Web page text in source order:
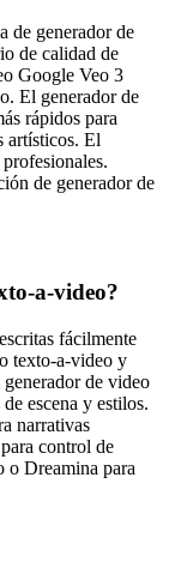
de generador de
de calidad de
Google Veo 3
El generador de
rápidos para
artísticos. El
de generador de
a-video?
fácilmente
texto-a-video y
de video
escena y estilos.
narrativas
control de
o Dreamina para